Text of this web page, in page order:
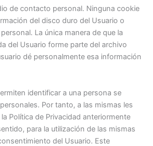
de contacto personal. Ninguna cookie
del disco duro del Usuario o
La única manera de que la
del Usuario forme parte del archivo
dé personalmente esa información
identificar a una persona se
Por tanto, a las mismas les
Política de Privacidad anteriormente
para la utilización de las mismas
del Usuario. Este